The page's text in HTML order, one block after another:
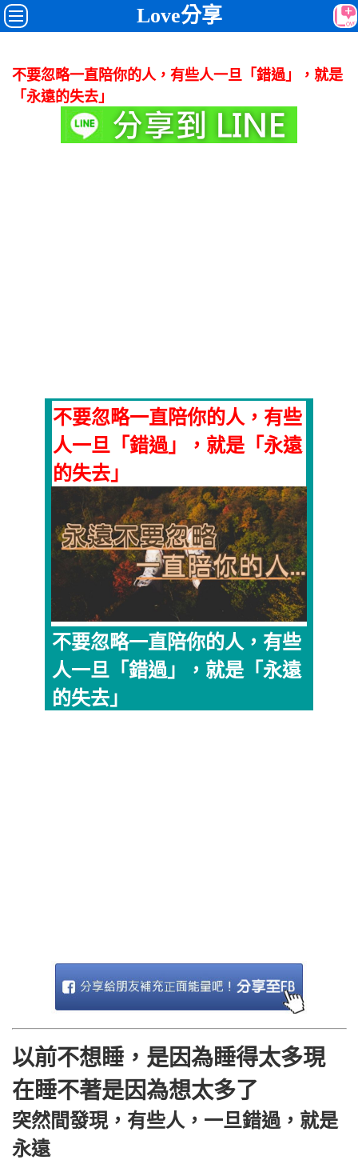
Love分享
不要忽略一直陪你的人，有些人一旦「錯過」，就是
「永遠的失去」
不要忽略一直陪你的人，有些
人一旦「錯過」，就是「永遠
的失去」
不要忽略一直陪你的人，有些
人一旦「錯過」，就是「永遠
的失去」
以前不想睡，是因為睡得太多現
在睡不著是因為想太多了
突然間發現，有些人，一旦錯過，就是
永遠